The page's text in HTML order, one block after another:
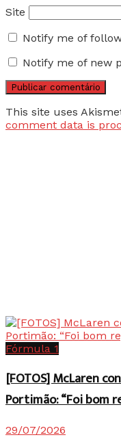
Site
Notify me of
Notify me of new
This site uses
comment data is
Fórmula 1
[FOTOS] McLaren
Portimão: “Foi bom
29/07/2026